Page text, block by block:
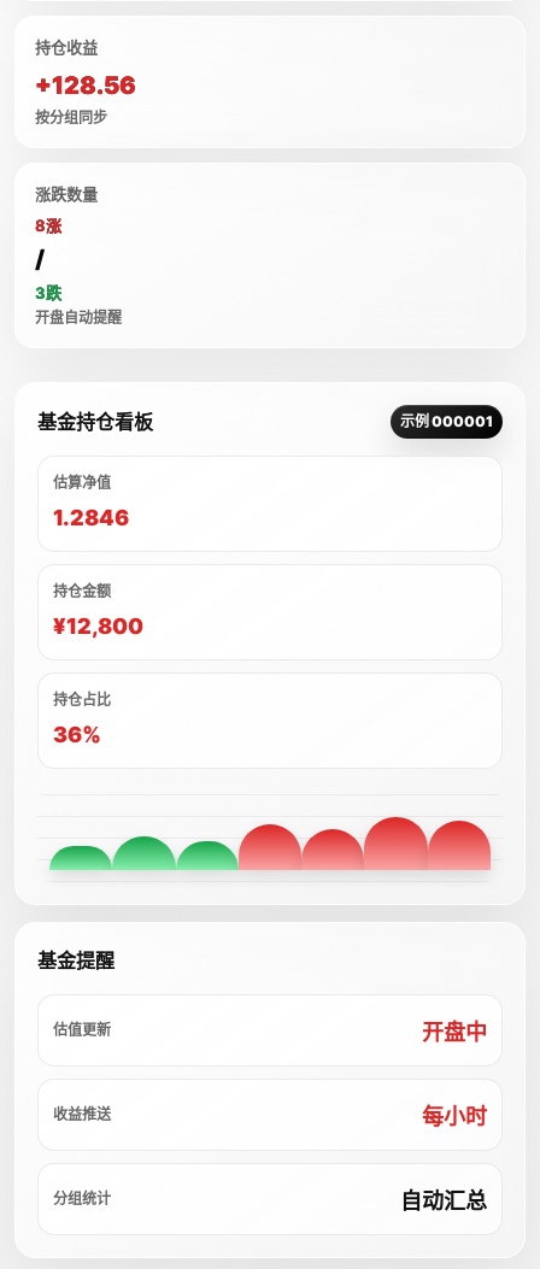
持仓收益
+128.56
按分组同步
涨跌数量
8涨
/
3跌
开盘自动提醒
基金持仓看板 示例 000001
估算净值
1.2846
持仓金额
¥12,800
持仓占比
36%
基金提醒
估值更新 开盘中
收益推送 每小时
分组统计 自动汇总